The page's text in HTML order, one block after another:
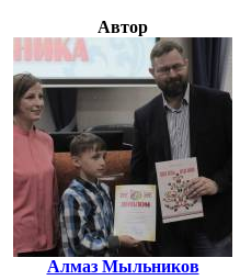
Автор
Алмаз Мыльников